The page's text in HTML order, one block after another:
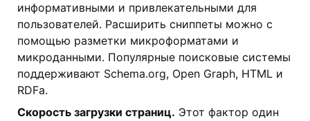
информативными и привлекательными для
пользователей. Расширить сниппеты можно с
помощью разметки микроформатами и
микроданными. Популярные поисковые системы
поддерживают Schema.org, Open Graph, HTML и
RDFa.
Скорость загрузки страниц. Этот фактор один